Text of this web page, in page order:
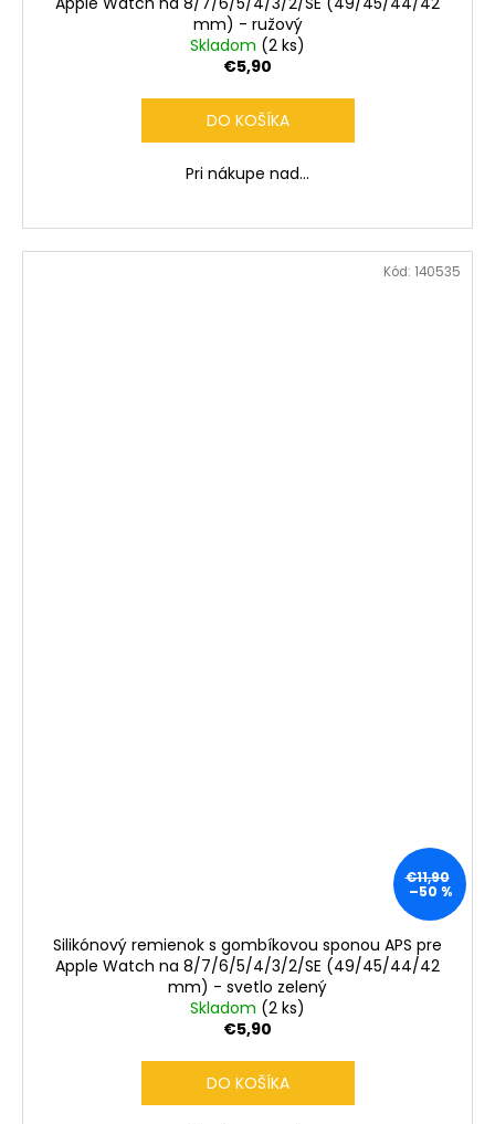
mm) - ružový
Skladom (2 ks)
€5,90
DO KOŠÍKA
Pri nákupe nad...
€11,90
–50 %
Silikónový remienok s gombíkovou sponou APS pre
Apple Watch na 8/7/6/5/4/3/2/SE (49/45/44/42
mm) - svetlo zelený
Skladom (2 ks)
€5,90
DO KOŠÍKA
Kód: 140535